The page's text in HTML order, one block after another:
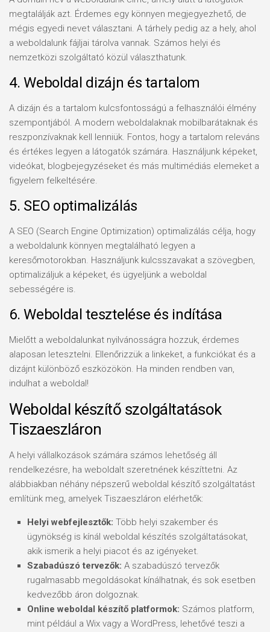
megtalálják azt. Érdemes egy könnyen megjegyezhető, de
mégis egyedi nevet választani. A tárhely pedig az a hely, ahol
a weboldalunk fájljai tárolva vannak. Számos helyi és
nemzetközi szolgáltató közül választhatunk.
4. Weboldal dizájn és tartalom
A dizájn és a tartalom kulcsfontosságú a felhasználói élmény
szempontjából. A modern weboldalaknak mobilbarátaknak és
reszponzívaknak kell lenniük. Fontos, hogy a tartalom releváns
és értékes legyen a látogatók számára. Használjunk képeket,
videókat, blogbejegyzéseket és más multimédiás elemeket a
figyelem felkeltésére.
5. SEO optimalizálás
A SEO (Search Engine Optimization) optimalizálás célja, hogy
a weboldalunk könnyen megtalálható legyen a
keresőmotorokban. Használjunk kulcsszavakat a szövegben,
optimalizáljuk a képeket, és ügyeljünk a weboldal
sebességére is.
6. Weboldal tesztelése és indítása
Mielőtt a weboldalunkat nyilvánosságra hozzuk, érdemes
alaposan letesztelni. Ellenőrizzük a linkeket, a funkciókat és a
dizájnt különböző eszközökön. Ha minden rendben van,
indulhat a weboldal!
Weboldal készítő szolgáltatások
Tiszaeszláron
A helyi vállalkozások számára számos lehetőség áll
rendelkezésre, ha weboldalt szeretnének készíttetni. Az
alábbiakban néhány népszerű weboldal készítő szolgáltatást
említünk meg, amelyek Tiszaeszláron elérhetők:
Helyi webfejlesztők: Több helyi szakember és
ügynökség is kínál weboldal készítés szolgáltatásokat,
akik ismerik a helyi piacot és az igényeket.
Szabadúszó tervezők: A szabadúszó tervezők
rugalmasabb megoldásokat kínálhatnak, és sok esetben
kedvezőbb áron dolgoznak.
Online weboldal készítő platformok: Számos platform,
mint például a Wix vagy a WordPress, lehetővé teszi a